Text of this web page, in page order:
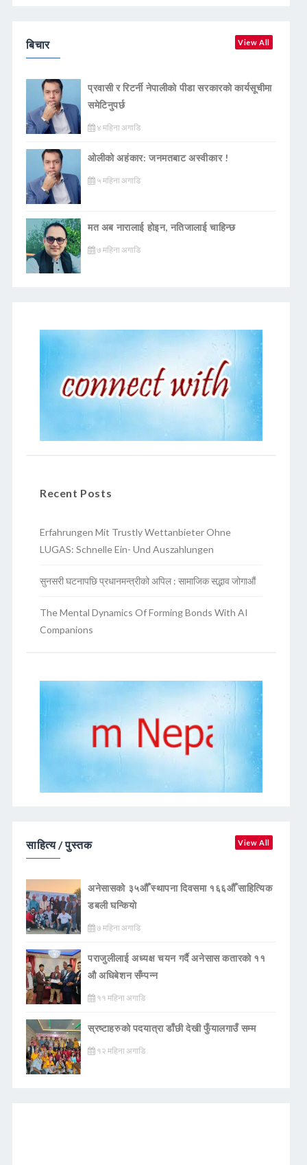
बिचार View All
प्रवासी र रिटर्नी नेपालीको पीडा सरकारको कार्यसूचीमा
समेटिनुपर्छ
४ महिना अगाडि
ओलीको अहंकार: जनमतबाट अस्वीकार !
५ महिना अगाडि
मत अब नारालाई होइन, नतिजालाई चाहिन्छ
७ महिना अगाडि
Recent Posts
Erfahrungen Mit Trustly Wettanbieter Ohne
LUGAS: Schnelle Ein- Und Auszahlungen
सुनसरी घटनापछि प्रधानमन्त्रीको अपिल : सामाजिक सद्भाव जोगाऔं
The Mental Dynamics Of Forming Bonds With AI
Companions
साहित्य / पुस्तक View All
अनेसासको ३५औँ स्थापना दिवसमा १६६औँ साहित्यिक
डबली घन्कियाे
७ महिना अगाडि
पराजुलीलाई अध्यक्ष चयन गर्दै अनेसास कतारको ११
औ अधिबेशन सँम्पन्न
११ महिना अगाडि
स्रष्टाहरुको पदयात्रा डाँछी देखी फुँयालगाउँ सम्म
१२ महिना अगाडि